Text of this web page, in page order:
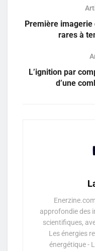
Première
rares à
L’ignition par
d’une
approfondie des
scientifiques,
Les énergies
énergétique -